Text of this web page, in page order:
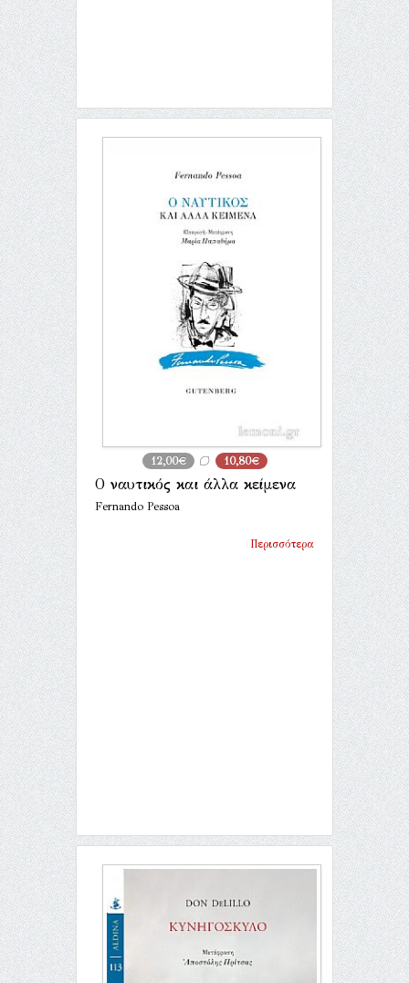
12,00€ 10,80€
Ο ναυτικός και άλλα κείμενα
Fernando Pessoa
Περισσότερα